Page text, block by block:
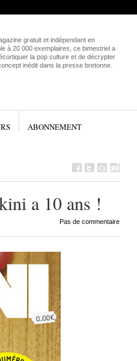
gratuit et indépendant en
à 20 000 exemplaires, ce bimestriel a
la pop culture et de décrypter
inédit dans la presse bretonne.
ABONNEMENT
a 10 ans !
Pas de commentaire